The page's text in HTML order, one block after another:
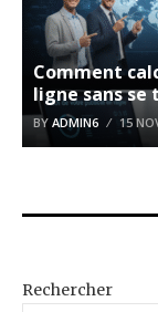
Comment
ligne sans se
BY ADMIN6 15
Rechercher